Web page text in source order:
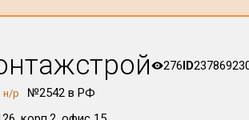
276ID
н/р
№2542 в РФ